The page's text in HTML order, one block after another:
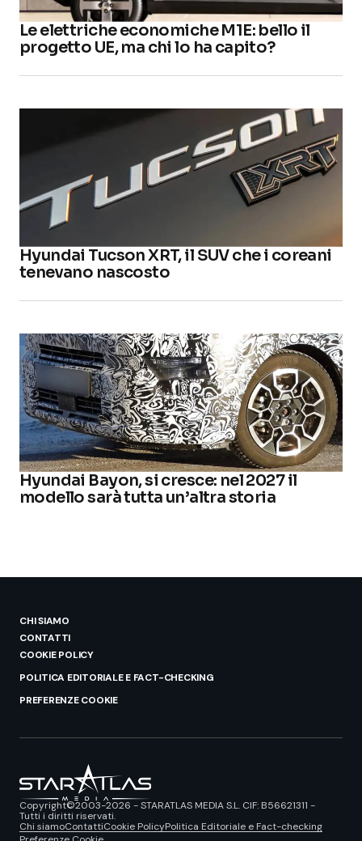
Le elettriche economiche M1E: bello il
progetto UE, ma chi lo ha capito?
Hyundai Tucson XRT, il SUV che i coreani
tenevano nascosto
Hyundai Bayon, si cresce: nel 2027 il
modello sarà tutta un’altra storia
CHI SIAMO
CONTATTI
COOKIE POLICY
POLITICA EDITORIALE E FACT-CHECKING
PREFERENZE COOKIE
Copyright©2003-2026 - STARATLAS MEDIA S.L. CIF: B56621311 -
Tutti i diritti riservati.
Chi siamoContattiCookie PolicyPolitica Editoriale e Fact-checking